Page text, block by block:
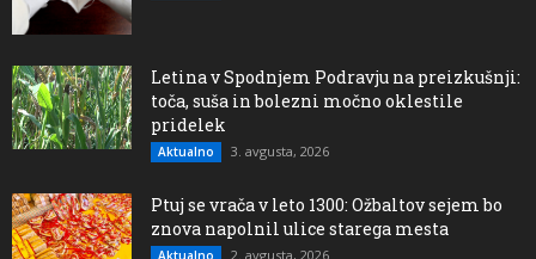
Letina v Spodnjem Podravju na preizkušnji:
toča, suša in bolezni močno oklestile
pridelek
Aktualno 3. avgusta, 2026
Ptuj se vrača v leto 1300: Ožbaltov sejem bo
znova napolnil ulice starega mesta
Aktualno 2. avgusta, 2026